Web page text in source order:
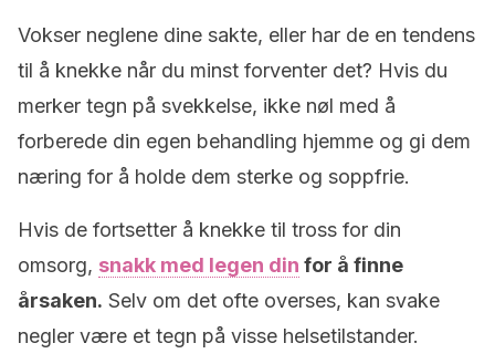
Vokser neglene dine sakte, eller har de en tendens
til å knekke når du minst forventer det? Hvis du
merker tegn på svekkelse, ikke nøl med å
forberede din egen behandling hjemme og gi dem
næring for å holde dem sterke og soppfrie.
Hvis de fortsetter å knekke til tross for din
omsorg, snakk med legen din for å finne
årsaken. Selv om det ofte overses, kan svake
negler være et tegn på visse helsetilstander.